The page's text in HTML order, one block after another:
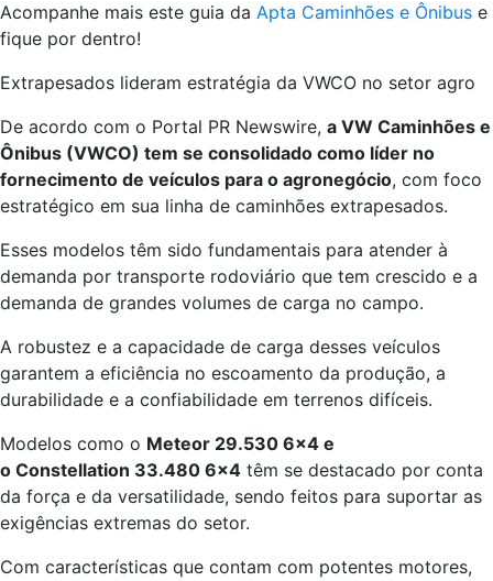
Acompanhe mais este guia da Apta Caminhões e Ônibus e
fique por dentro!
Extrapesados lideram estratégia da VWCO no setor agro
De acordo com o Portal PR Newswire, a VW Caminhões e
Ônibus (VWCO) tem se consolidado como líder no
fornecimento de veículos para o agronegócio, com foco
estratégico em sua linha de caminhões extrapesados.
Esses modelos têm sido fundamentais para atender à
demanda por transporte rodoviário que tem crescido e a
demanda de grandes volumes de carga no campo.
A robustez e a capacidade de carga desses veículos
garantem a eficiência no escoamento da produção, a
durabilidade e a confiabilidade em terrenos difíceis.
Modelos como o Meteor 29.530 6×4 e
o Constellation 33.480 6×4 têm se destacado por conta
da força e da versatilidade, sendo feitos para suportar as
exigências extremas do setor.
Com características que contam com potentes motores,